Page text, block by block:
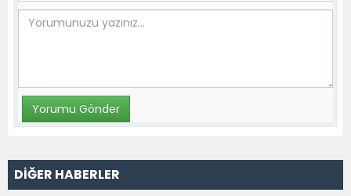
DİĞER HABERLER